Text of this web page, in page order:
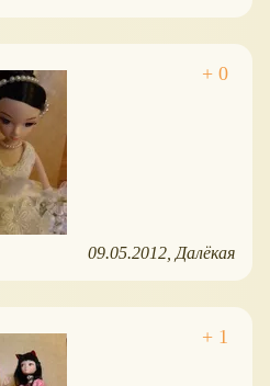
09.05.2012 Далёкая